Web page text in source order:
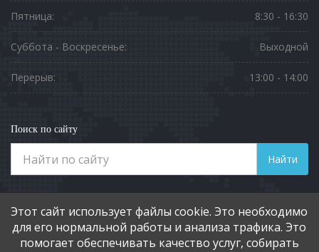
Пятница: 8:30 - 16:30
Суббота - Воскресенье: Выходной
Перерыв: 13:00 - 14:00
Поиск по сайту
Найти
Телефоны
8 (3812) 901-551
Этот сайт использует файлы cookie. Это необходимо
для его нормальной работы и анализа трафика. Это
помогает обеспечивать качество услуг, собирать